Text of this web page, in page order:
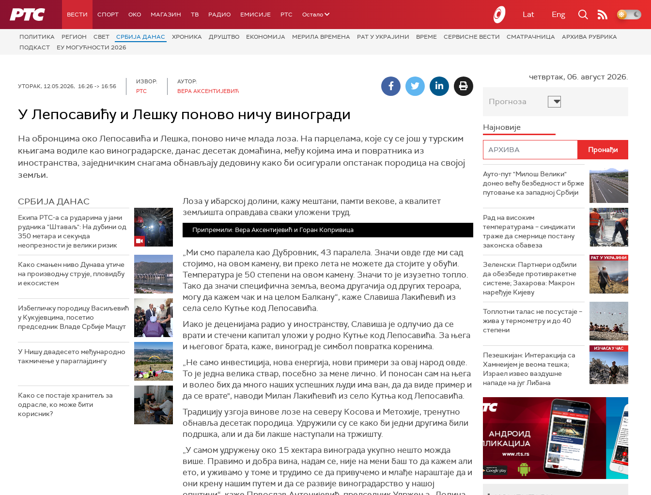
РТС ВЕСТИ СПОРТ OKO МАГАЗИН ТВ РАДИО ЕМИСИЈЕ РТС Остало Lat Eng
ПОЛИТИКА РЕГИОН СВЕТ СРБИЈА ДАНАС ХРОНИКА ДРУШТВО ЕКОНОМИЈА МЕРИЛА ВРЕМЕНА РАТ У УКРАЈИНИ ВРЕМЕ СЕРВИСНЕ ВЕСТИ СМАТРАЧНИЦА
АРХИВА РУБРИКА
ПОДКАСТ
ЕУ МОГУЋНОСТИ 2026
УТОРАК, 12.05.2026, 16:26 -> 16:56
ИЗВОР:
РТС
АУТОР:
ВЕРА АКСЕНТИЈЕВИЋ
У Лепосавићу и Лешку поново ничу виногради
На обронцима око Лепосавића и Лешка, поново ниче млада лоза. На парцелама, које су се још у турским
књигама водиле као виноградарске, данас десетак домаћина, међу којима има и повратника из
иностранства, заједничким снагама обнављају дедовину како би осигурали опстанак породица на својој
земљи.
СРБИЈА ДАНАС
Екипа РТС-а са рударима у јами
рудника "Штаваљ": На дубини од
350 метара и секунда
неопрезности је велики ризик
Како смањен ниво Дунава утиче
на производњу струје, пловидбу
и екосистем
Избегличку породицу Васиљевић
у Кукујевцима, посетио
председник Владе Србије Мацут
У Нишу двадесето међународно
такмичење у параглајдингу
Како се постаје хранитељ за
одрасле, ко може бити
корисник?
Лоза у ибарској долини, кажу мештани, памти векове, а квалитет
земљишта оправдава сваки уложени труд.
Припремили: Вера Аксентијевић и Горан Копривица
„Ми смо паралела као Дубровник, 43 паралела. Значи овде где ми сад
стојимо, на овом камену, ви преко лета не можете да стојите у обући.
Температура је 50 степени на овом камену. Значи то је изузетно топло.
Тако да значи специфична земља, веома другачија од других тероара,
могу да кажем чак и на целом Балкану“, каже Славиша Лакићевић из
села село Кутње код Лепосавића.
Иако је деценијама радио у иностранству, Славиша је одлучио да се
врати и стечени капитал уложи у родно Кутње код Лепосавића. За њега
и његовог брата, каже, виноград је симбол повратка коренима.
„Не само инвестиција, нова енергија, нови примери за овај народ овде.
То је једна велика ствар, посебно за мене лично. И поносан сам на њега
и волео бих да много наших успешних људи има ван, да да виде пример и
да се врате", наводи Милан Лакићевић из село Кутња код Лепосавића.
Традицију узгоја винове лозе на северу Косова и Метохије, тренутно
обнавља десетак породица. Удружили су се како би једни другима били
подршка, али и да би лакше наступали на тржишту.
„У самом удружењу око 15 хектара винограда укупно нешто можда
више. Правимо и добра вина, надам се, није на мени баш то да кажем али
ето, и уживамо у томе и трудимо се да привучемо и млађе нараштаје да и
они крену нашим путем и да се развије виноградарство у нашој
четвртак, 06. август 2026.
Прогноза
Најновије
Ауто-пут "Милош Велики"
донео већу безбедност и брже
путовање ка западној Србији
Рад на високим
температурама – синдикати
траже да смернице постану
законска обавеза
Зеленски: Партнери одбили
да обезбеде противракетне
системе; Захарова: Макрон
наређује Кијеву
Топлотни талас не посустаје –
жива у термометру и до 40
степени
Пезешкијан: Интеракција са
Хамнеијем је веома тешка;
Израел извео ваздушне
нападе на југ Либана